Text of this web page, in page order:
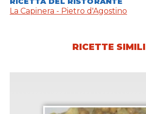
La Capinera - Pietro d'Agostino
RICETTE SIMILI